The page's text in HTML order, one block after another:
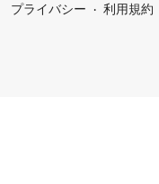
プライバシー
利用規約